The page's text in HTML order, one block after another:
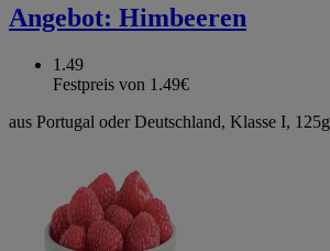
Angebot: Himbeeren
1.49
Festpreis von 1.49€
aus Portugal oder Deutschland, Klasse I, 125g